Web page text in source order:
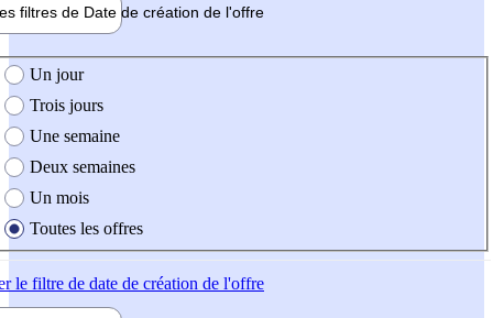
filtres de Date de création de l'offre
création de l'offre
Un jour
Trois jours
Une semaine
Deux semaines
Un mois
Toutes les offres
le filtre de date de création de l'offre